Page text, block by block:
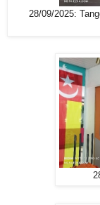
28/09/2025: